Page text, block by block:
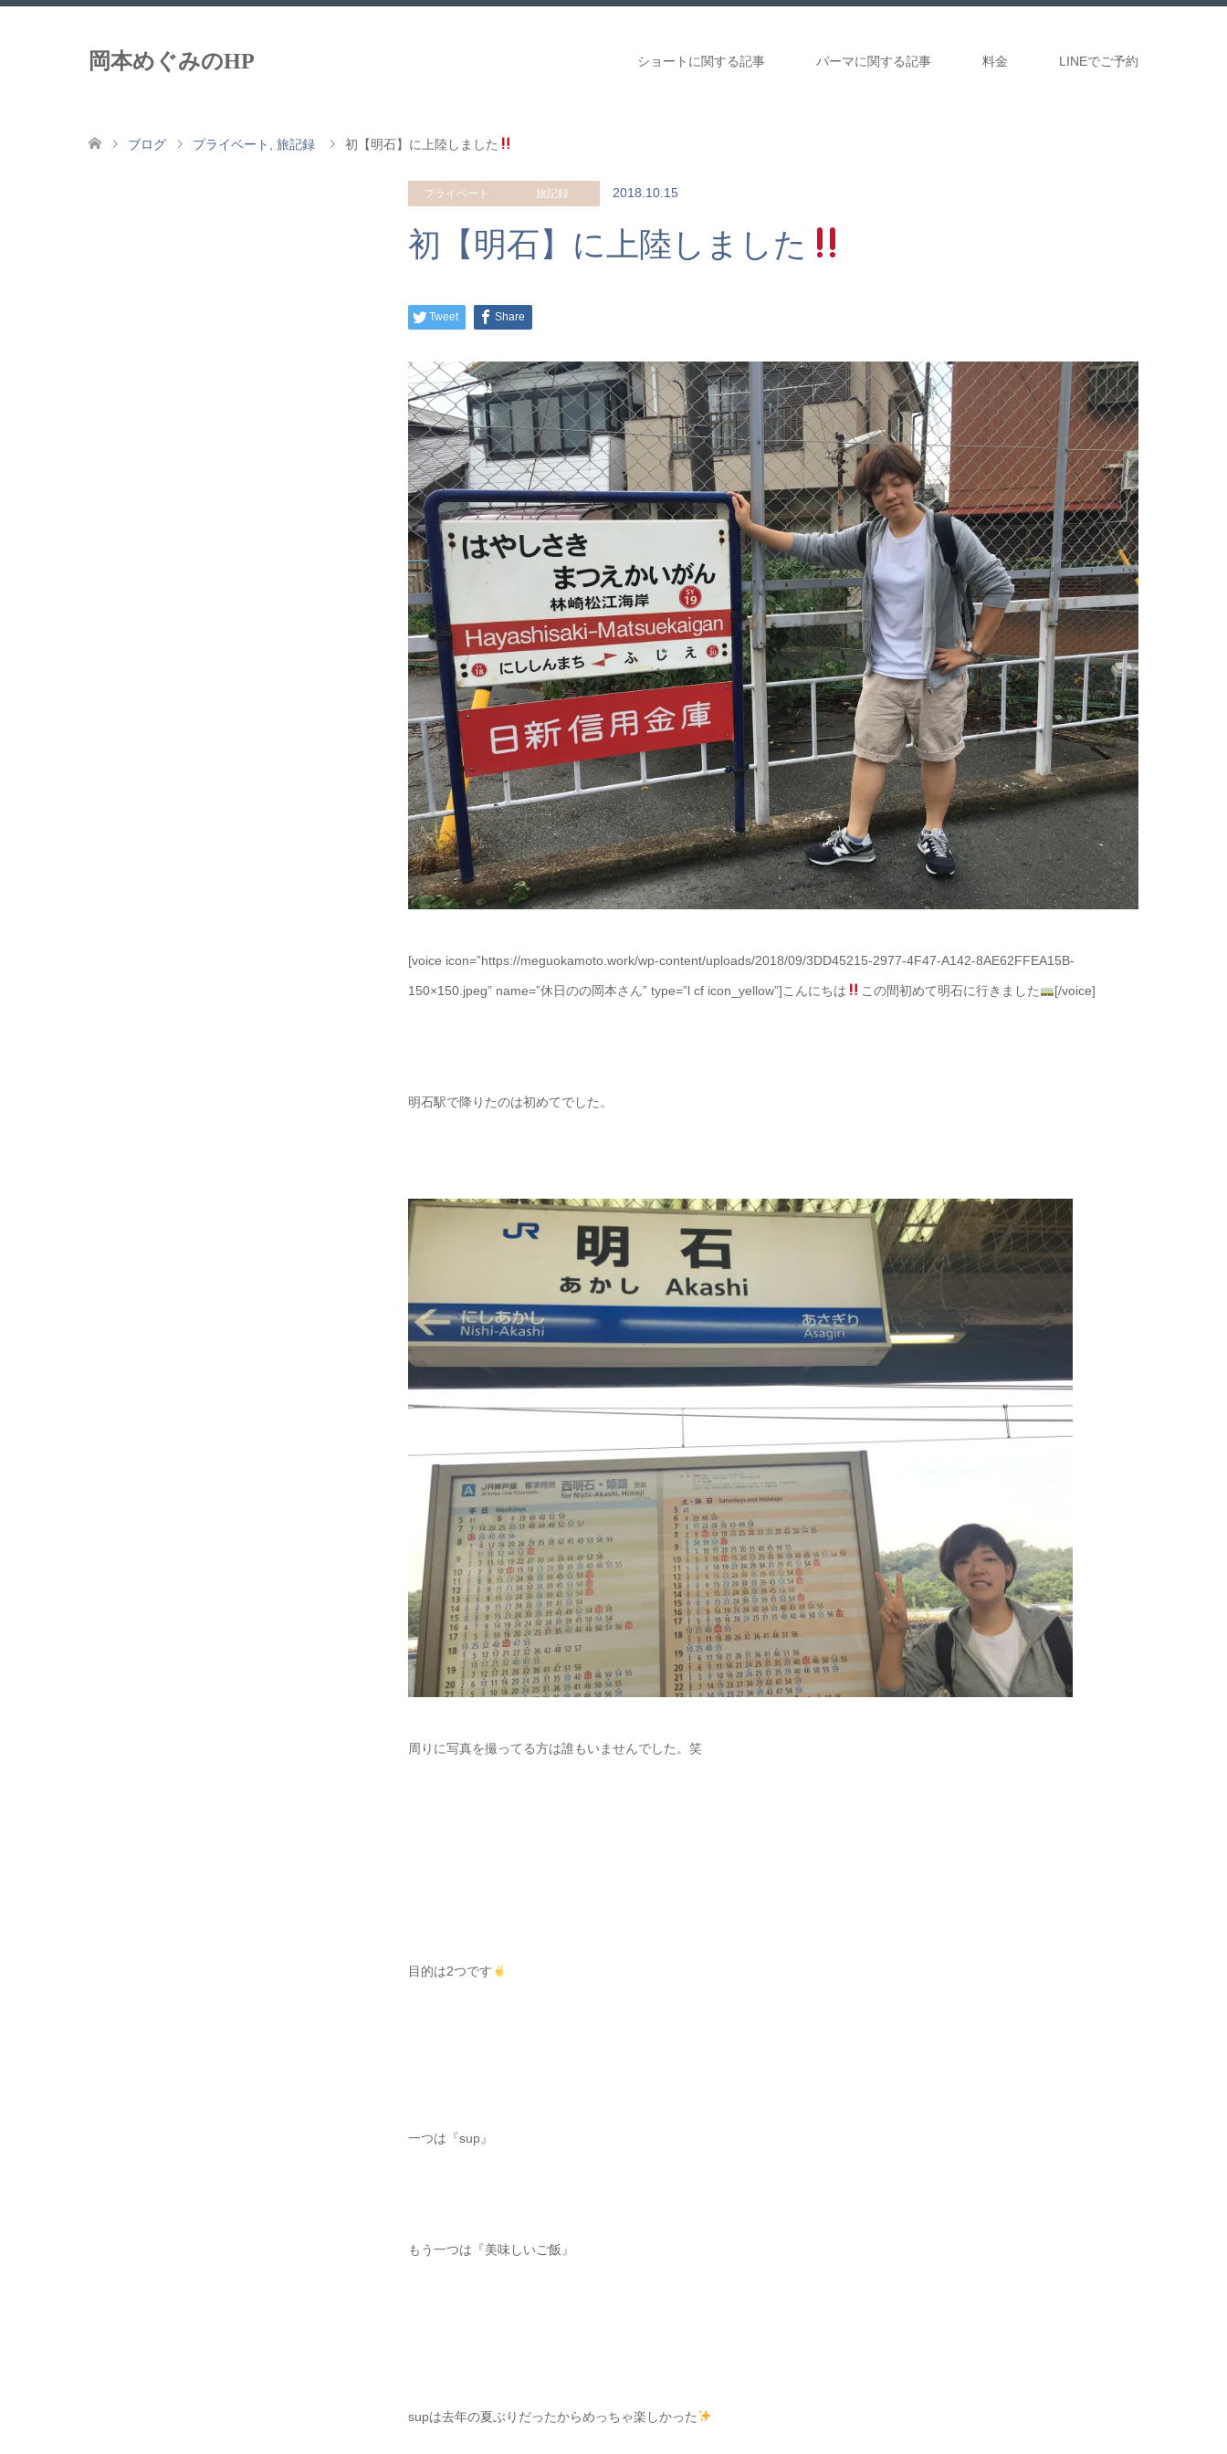
岡本めぐみのHP ショートに関する記事 パーマに関する記事 料金 LINEでご予約
ブログ プライベート 旅記録 初【明石】に上陸しました
プライベート 旅記録 2018.10.15
初【明石】に上陸しました
Tweet Share
[voice icon=”https://meguokamoto.work/wp-content/uploads/2018/09/3DD45215-2977-4F47-A142-8AE62FFEA15B-
150×150.jpeg” name=”休日のの岡本さん” type=”l cf icon_yellow”]こんにちは この間初めて明石に行きました [/voice]
明石駅で降りたのは初めてでした。
周りに写真を撮ってる方は誰もいませんでした。笑
目的は2つです
一つは『sup』
もう一つは『美味しいご飯』
supは去年の夏ぶりだったからめっちゃ楽しかった